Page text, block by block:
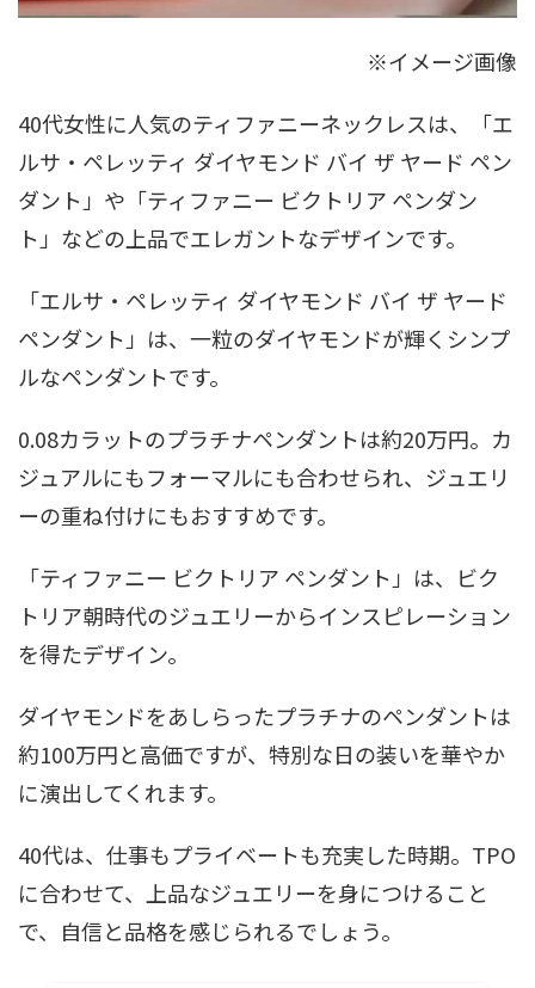
※イメージ画像
40代女性に人気のティファニーネックレスは、「エ
ルサ・ペレッティ ダイヤモンド バイ ザ ヤード ペン
ダント」や「ティファニー ビクトリア ペンダン
ト」などの上品でエレガントなデザインです。
「エルサ・ペレッティ ダイヤモンド バイ ザ ヤード
ペンダント」は、一粒のダイヤモンドが輝くシンプ
ルなペンダントです。
0.08カラットのプラチナペンダントは約20万円。カ
ジュアルにもフォーマルにも合わせられ、ジュエリ
ーの重ね付けにもおすすめです。
「ティファニー ビクトリア ペンダント」は、ビク
トリア朝時代のジュエリーからインスピレーション
を得たデザイン。
ダイヤモンドをあしらったプラチナのペンダントは
約100万円と高価ですが、特別な日の装いを華やか
に演出してくれます。
40代は、仕事もプライベートも充実した時期。TPO
に合わせて、上品なジュエリーを身につけること
で、自信と品格を感じられるでしょう。